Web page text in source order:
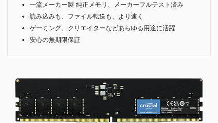
一流メーカー製 純正メモリ、メーカーフルテスト済み
読み込みも、ファイル転送も、より速く
ゲーミング、クリエイターなどあらゆる用途に活躍
安心の無期限保証